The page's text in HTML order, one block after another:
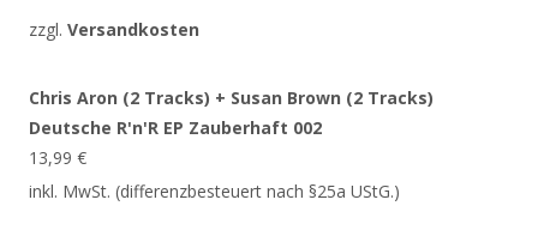
zzgl. Versandkosten
Chris Aron (2 Tracks) + Susan Brown (2 Tracks)
Deutsche R'n'R EP Zauberhaft 002
13,99 €
inkl. MwSt. (differenzbesteuert nach §25a UStG.)